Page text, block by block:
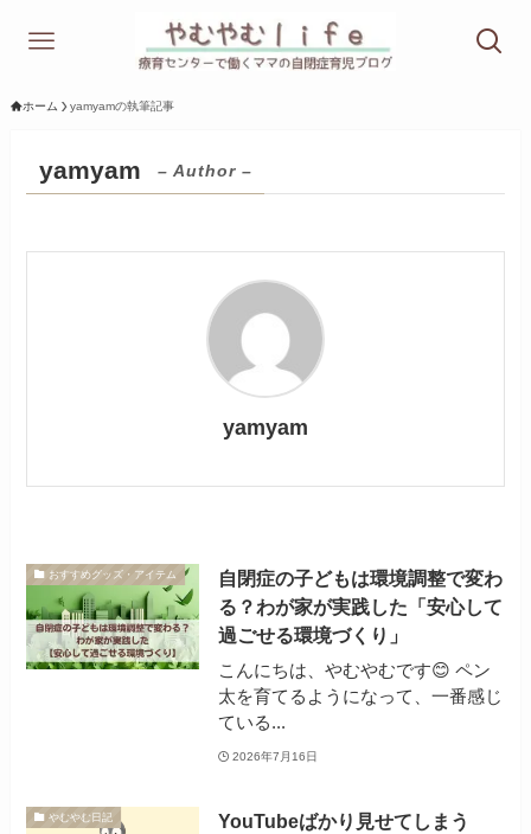
ホーム yamyamの執筆記事
yamyam – Author –
yamyam
おすすめグッズ・アイテム
自閉症の子どもは環境調整で変わ
る？わが家が実践した「安心して
過ごせる環境づくり」
こんにちは、やむやむです😊 ペン
太を育てるようになって、一番感じ
ている...
2026年7月16日
やむやむ日記
YouTubeばかり見せてしまう